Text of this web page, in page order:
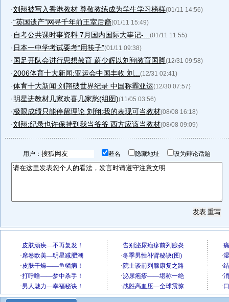
·刘翔被写入香港教材 尊敬教练成为学生学习榜样(01/11 14:56)
·“英国遗产”网寻千年前王室后裔(01/11 15:49)
· 自考公共课时事资料:7月国内国际大事记-... (01/11 11:55)
· 日本一中学考试要考“用筷子”(01/11 09:38)
·国足开队会进行思想教育 蔚少辉以刘翔教育国脚(12/31 09:58)
·2006体育十大新闻:亚运会中国丰收 刘... (12/31 02:41)
·体育十大新闻:刘翔破世界纪录 中国称霸亚运(12/30 07:57)
·明星进教材几家欢喜几家愁(组图)(11/05 03:56)
·极限成绩只能停留理论 刘翔:我的表现可当教材(08/08 16:18)
·刘翔:纪录也许保持到我当爷爷 西方应该当教材(08/08 09:09)
用户： 匿名 隐藏地址 设为辩论话题